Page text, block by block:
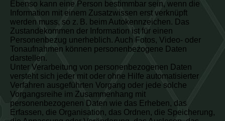
Ebenso kann eine Person bestimmbar sein, wenn die
Information mit einem Zusatzwissen erst verknüpft
werden muss, so z. B. beim Autokennzeichen. Das
Zustandekommen der Information ist für einen
Personenbezug unerheblich. Auch Fotos, Video- oder
Tonaufnahmen können personenbezogene Daten
darstellen.
Unter Verarbeitung von personenbezogenen Daten
versteht sich jeder mit oder ohne Hilfe automatisierter
Verfahren ausgeführten Vorgang oder jede solche
Vorgangsreihe im Zusammenhang mit
personenbezogenen Daten wie das Erheben, das
Erfassen, die Organisation, das Ordnen, die Speicherung,